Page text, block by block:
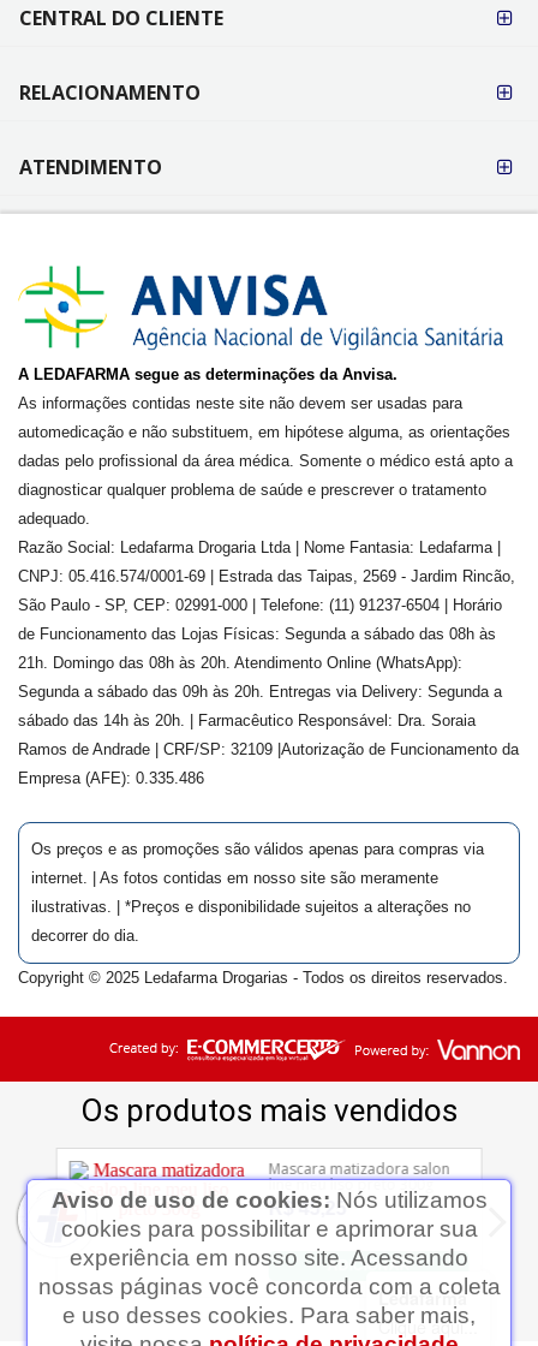
Ledafarma
Clique aqui...
CENTRAL DO CLIENTE
RELACIONAMENTO
ATENDIMENTO
A LEDAFARMA segue as determinações da Anvisa.
As informações contidas neste site não devem ser usadas para
automedicação e não substituem, em hipótese alguma, as orientações
dadas pelo profissional da área médica. Somente o médico está apto a
diagnosticar qualquer problema de saúde e prescrever o tratamento
adequado.
Razão Social: Ledafarma Drogaria Ltda | Nome Fantasia: Ledafarma |
CNPJ: 05.416.574/0001-69 | Estrada das Taipas, 2569 - Jardim Rincão,
São Paulo - SP, CEP: 02991-000 | Telefone: (11) 91237-6504 | Horário
de Funcionamento das Lojas Físicas: Segunda a sábado das 08h às
21h. Domingo das 08h às 20h. Atendimento Online (WhatsApp):
Segunda a sábado das 09h às 20h. Entregas via Delivery: Segunda a
sábado das 14h às 20h. | Farmacêutico Responsável: Dra. Soraia
Ramos de Andrade
| CRF/SP: 32109 |Autorização de Funcionamento da
Empresa (AFE): 0.335.486
Os preços e as promoções são válidos apenas para compras via
internet. | As fotos contidas em nosso site são meramente
ilustrativas. | *Preços e disponibilidade sujeitos a alterações no
decorrer do dia.
Copyright © 2025 Ledafarma Drogarias - Todos os direitos reservados.
Aviso de uso de cookies: Nós utilizamos
cookies para possibilitar e aprimorar sua
experiência em nosso site. Acessando
nossas páginas você concorda com a coleta
e uso desses cookies. Para saber mais,